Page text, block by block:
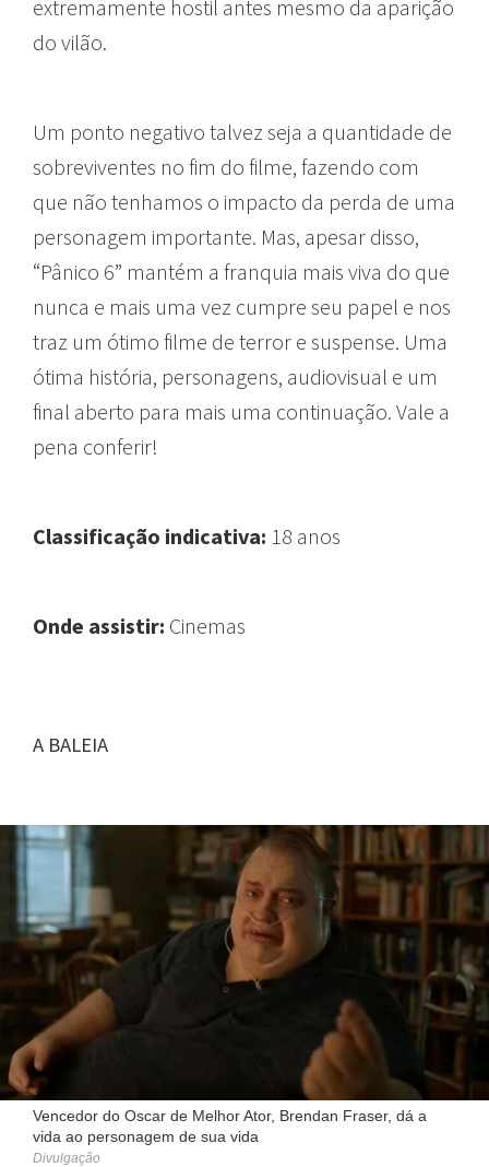
extremamente hostil antes mesmo da aparição
do vilão.
Um ponto negativo talvez seja a quantidade de
sobreviventes no fim do filme, fazendo com
que não tenhamos o impacto da perda de uma
personagem importante. Mas, apesar disso,
“Pânico 6” mantém a franquia mais viva do que
nunca e mais uma vez cumpre seu papel e nos
traz um ótimo filme de terror e suspense. Uma
ótima história, personagens, audiovisual e um
final aberto para mais uma continuação. Vale a
pena conferir!
Classificação indicativa: 18 anos
Onde assistir: Cinemas
A BALEIA
Vencedor do Oscar de Melhor Ator, Brendan Fraser, dá a
vida ao personagem de sua vida
Divulgação